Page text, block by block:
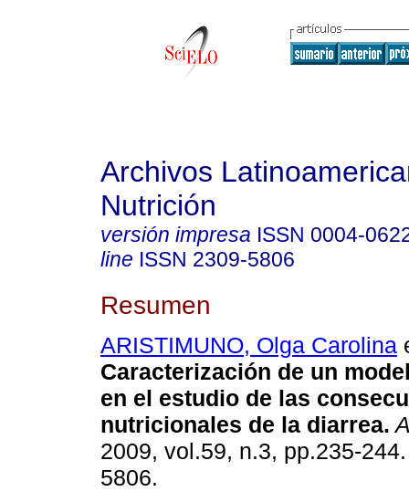
Archivos
Nutrición
versión impresa ISSN 0004-
line ISSN 2309-5806
Resumen
ARISTIMUNO, Olga Carolina
Caracterización de un
en el estudio de las
nutricionales de la diarrea.
2009, vol.59, n.3, pp.235-
5806.